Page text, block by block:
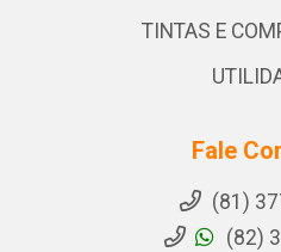
TINTAS E
Fale
(81)
(82)